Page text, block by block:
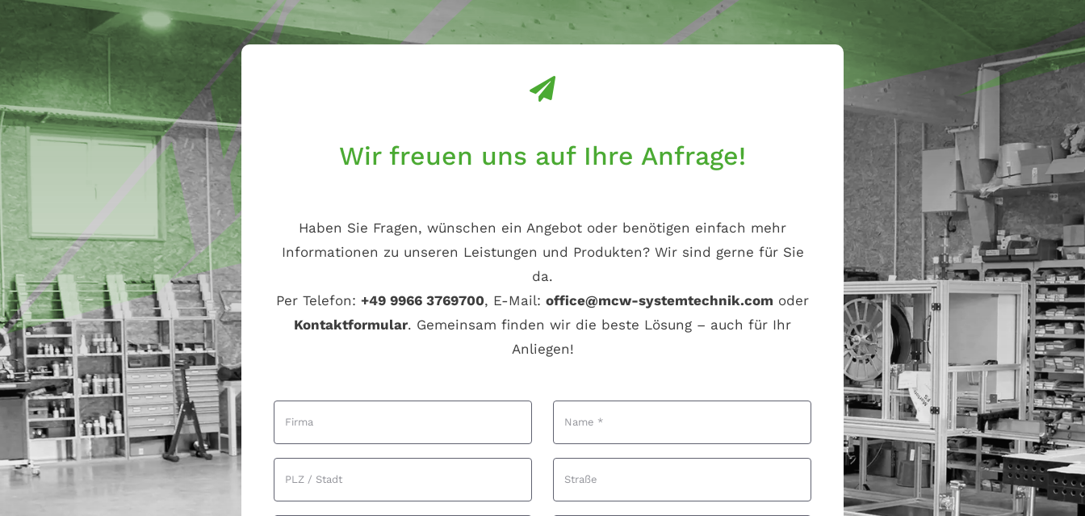
Wir freuen uns auf Ihre Anfrage!
Haben Sie Fragen, wünschen ein Angebot oder benötigen einfach mehr
Informationen zu unseren Leistungen und Produkten? Wir sind gerne für Sie
da.
Per Telefon: +49 9966 3769700, E-Mail: office@mcw-systemtechnik.com oder
Kontaktformular. Gemeinsam finden wir die beste Lösung – auch für Ihr
Anliegen!